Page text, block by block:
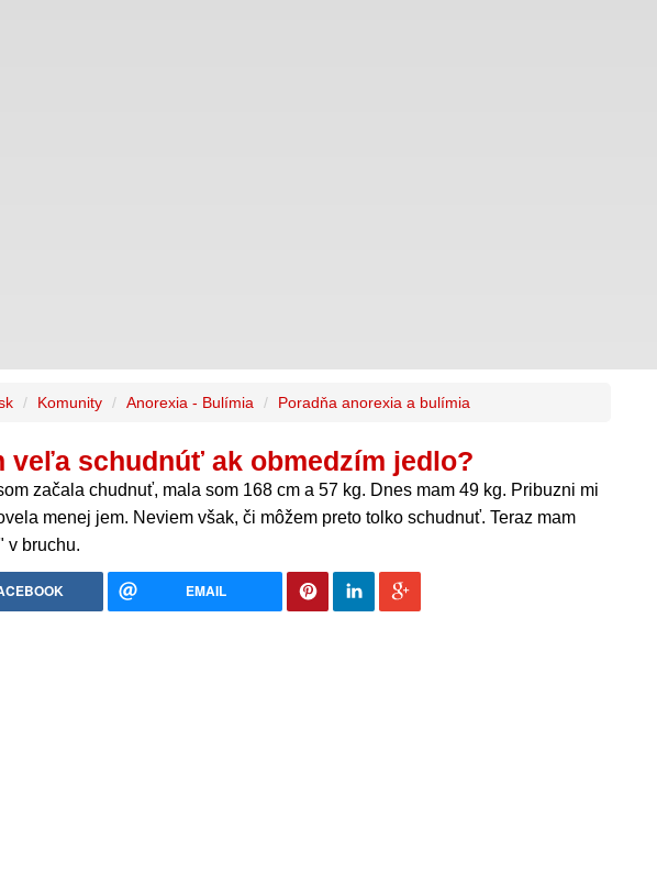
Komunity Anorexia - Bulímia Poradňa anorexia a bulímia
veľa schudnúť ak obmedzím jedlo?
začala chudnuť, mala som 168 cm a 57 kg. Dnes mam 49 kg. Pribuzni mi
menej jem. Neviem však, či môžem preto tolko schudnuť. Teraz mam
v bruchu.
EMAIL